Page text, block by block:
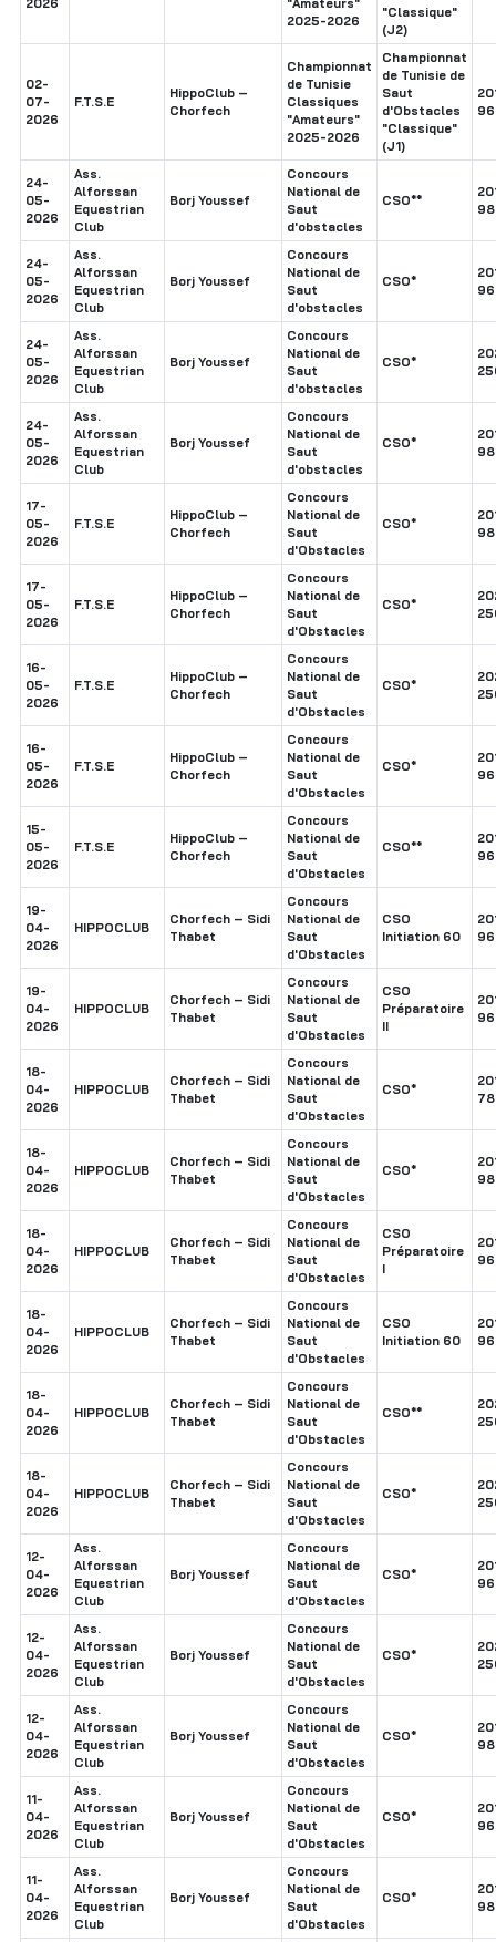
2025-2026
"Classique"
(J2)
02-
07-
2026
F.T.S.E
HippoClub –
Chorfech
Championnat
de Tunisie
Classiques
"Amateurs"
2025-2026
Championnat
de Tunisie de
Saut
d'Obstacles
"Classique"
(J1)
24-
05-
2026
Ass.
Alforssan
Equestrian
Club
Borj Youssef
Concours
National de
Saut
d'obstacles
CSO**
24-
05-
2026
Ass.
Alforssan
Equestrian
Club
Borj Youssef
Concours
National de
Saut
d'obstacles
CSO*
24-
05-
2026
Ass.
Alforssan
Equestrian
Club
Borj Youssef
Concours
National de
Saut
d'obstacles
CSO*
24-
05-
2026
Ass.
Alforssan
Equestrian
Club
Borj Youssef
Concours
National de
Saut
d'obstacles
CSO*
17-
05-
2026
F.T.S.E
HippoClub –
Chorfech
Concours
National de
Saut
d'Obstacles
CSO*
17-
05-
2026
F.T.S.E
HippoClub –
Chorfech
Concours
National de
Saut
d'Obstacles
CSO*
16-
05-
2026
F.T.S.E
HippoClub –
Chorfech
Concours
National de
Saut
d'Obstacles
CSO*
16-
05-
2026
F.T.S.E
HippoClub –
Chorfech
Concours
National de
Saut
d'Obstacles
CSO*
15-
05-
2026
F.T.S.E
HippoClub –
Chorfech
Concours
National de
Saut
d'Obstacles
CSO**
19-
04-
2026
HIPPOCLUB
Chorfech – Sidi
Thabet
Concours
National de
Saut
d'Obstacles
CSO
Initiation 60
19-
04-
2026
HIPPOCLUB
Chorfech – Sidi
Thabet
Concours
National de
Saut
d'Obstacles
CSO
Préparatoire
II
18-
04-
2026
HIPPOCLUB
Chorfech – Sidi
Thabet
Concours
National de
Saut
d'Obstacles
CSO*
18-
04-
2026
HIPPOCLUB
Chorfech – Sidi
Thabet
Concours
National de
Saut
d'Obstacles
CSO*
18-
04-
2026
HIPPOCLUB
Chorfech – Sidi
Thabet
Concours
National de
Saut
d'Obstacles
CSO
Préparatoire
I
18-
04-
2026
HIPPOCLUB
Chorfech – Sidi
Thabet
Concours
National de
Saut
d'Obstacles
CSO
Initiation 60
18-
04-
2026
HIPPOCLUB
Chorfech – Sidi
Thabet
Concours
National de
Saut
d'Obstacles
CSO**
18-
04-
2026
HIPPOCLUB
Chorfech – Sidi
Thabet
Concours
National de
Saut
d'Obstacles
CSO*
12-
04-
2026
Ass.
Alforssan
Equestrian
Club
Borj Youssef
Concours
National de
Saut
d'Obstacles
CSO*
12-
04-
2026
Ass.
Alforssan
Equestrian
Club
Borj Youssef
Concours
National de
Saut
d'Obstacles
CSO*
12-
04-
2026
Ass.
Alforssan
Equestrian
Club
Borj Youssef
Concours
National de
Saut
d'Obstacles
CSO*
11-
04-
2026
Ass.
Alforssan
Equestrian
Club
Borj Youssef
Concours
National de
Saut
d'Obstacles
CSO*
11-
04-
2026
Ass.
Alforssan
Equestrian
Club
Borj Youssef
Concours
National de
Saut
d'Obstacles
CSO*